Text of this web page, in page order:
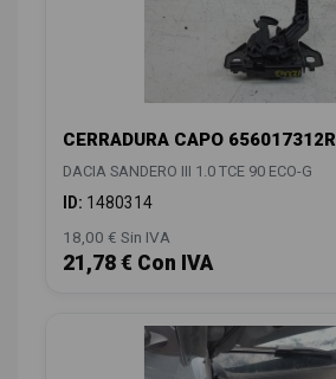
CERRADURA CAPO 656017312R
DACIA SANDERO III 1.0 TCE 90 ECO-G
ID: 1480314
18,00 € Sin IVA
21,78 € Con IVA